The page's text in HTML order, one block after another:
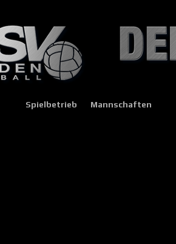
Spielbetrieb Mannschaften